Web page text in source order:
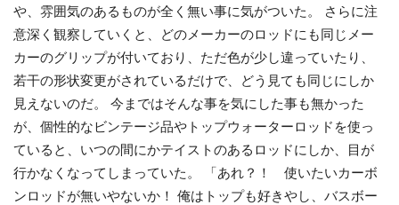
や、雰囲気のあるものが全く無い事に気がついた。 さらに注
意深く観察していくと、どのメーカーのロッドにも同じメー
カーのグリップが付いており、ただ色が少し違っていたり、
若干の形状変更がされているだけで、どう見ても同じにしか
見えないのだ。 今まではそんな事を気にした事も無かった
が、個性的なビンテージ品やトップウォーターロッドを使っ
ていると、いつの間にかテイストのあるロッドにしか、目が
行かなくなってしまっていた。 「あれ？！ 使いたいカーボ
ンロッドが無いやないか！ 俺はトップも好きやし、バスボー